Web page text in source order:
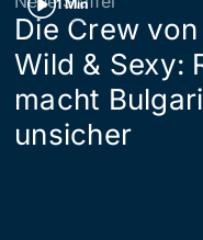
1 Min
Die Crew
Wild & Sexy:
macht
unsicher